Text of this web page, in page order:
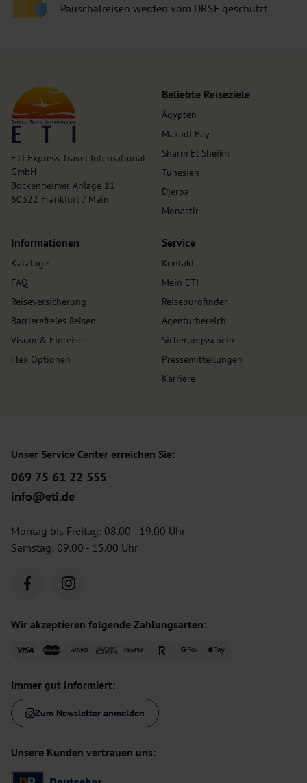
Pauschalreisen werden vom DRSF geschützt
ETI Express Travel International
GmbH
Bockenheimer Anlage 11
60322 Frankfurt / Main
Beliebte Reiseziele
Ägypten
Makadi Bay
Sharm El Sheikh
Tunesien
Djerba
Monastir
Informationen
Kataloge
FAQ
Reiseversicherung
Barrierefreies Reisen
Visum & Einreise
Flex Optionen
Service
Kontakt
Mein ETI
Reisebürofinder
Agenturbereich
Sicherungsschein
Pressemitteilungen
Karriere
Unser Service Center erreichen Sie:
069 75 61 22 555
info@eti.de
Montag bis Freitag: 08.00 - 19.00 Uhr
Samstag: 09.00 - 15.00 Uhr
Wir akzeptieren folgende Zahlungsarten:
Immer gut Informiert:
Zum Newsletter anmelden
Unsere Kunden vertrauen uns: